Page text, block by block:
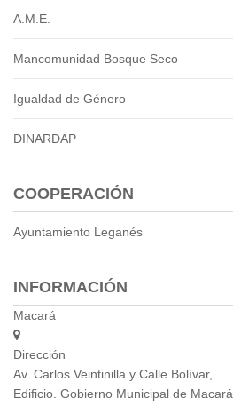
A.M.E.
Mancomunidad Bosque Seco
Igualdad de Género
DINARDAP
COOPERACIÓN
Ayuntamiento Leganés
INFORMACIÓN
Macará
Dirección
Av. Carlos Veintinilla y Calle Bolívar,
Edificio. Gobierno Municipal de Macará
EPRAMA
2022
2021
2017
Protección de Derechos
2021
2020
2015
CPCCS